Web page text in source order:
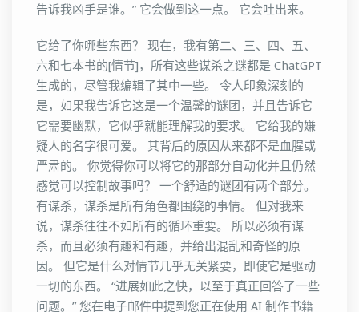
告诉我凶手是谁。” 它会做到这一点。 它会吐出来。
它给了你哪些东西？ 现在，我有第二、三、四、五、
六和七本书的[情节]，所有这些谋杀之谜都是 ChatGPT
生成的，尽管我编辑了其中一些。 令人印象深刻的
是，如果我告诉它这是一个温馨的谜团，并且告诉它
它需要幽默，它似乎就能理解我的要求。 它给我的嫌
疑人的名字很可爱。 其背后的原因从来都不是血腥或
严肃的。 你觉得你可以将它的那部分自动化并且仍然
感觉可以控制故事吗？ 一个舒适的谜团有两个部分。
有谋杀，谋杀是所有角色都围绕的事情。 但对我来
说，谋杀往往不如所有的循环重要。 所以必须有谋
杀，而且必须有趣和有趣，并给出混乱和奇怪的原
因。 但它是什么对情节几乎无关紧要，即使它是驱动
一切的东西。 “进展如此之快，以至于真正回答了一些
问题。” 您在电子邮件中提到您正在使用 AI 制作书籍